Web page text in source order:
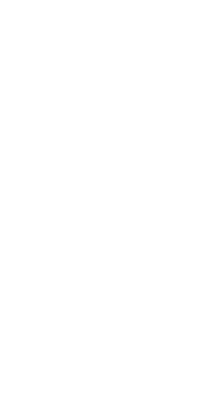
是经验丰富的艺术家
分文章内容来源网络，